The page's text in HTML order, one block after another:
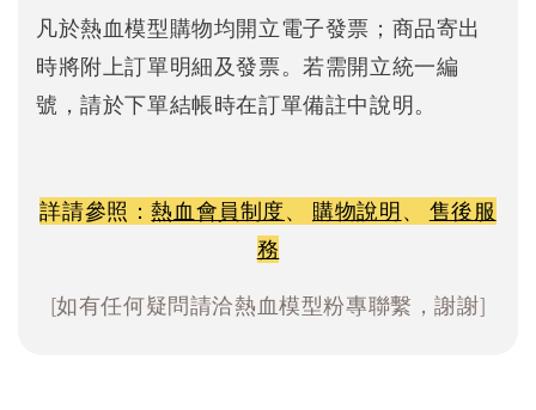
凡於熱血模型購物均開立電子發票；商品寄出
時將附上訂單明細及發票。若需開立統一編
號，請於下單結帳時在訂單備註中說明。
詳請參照：熱血會員制度、 購物說明、 售後服
務
[如有任何疑問請洽熱血模型粉專聯繫，謝謝]